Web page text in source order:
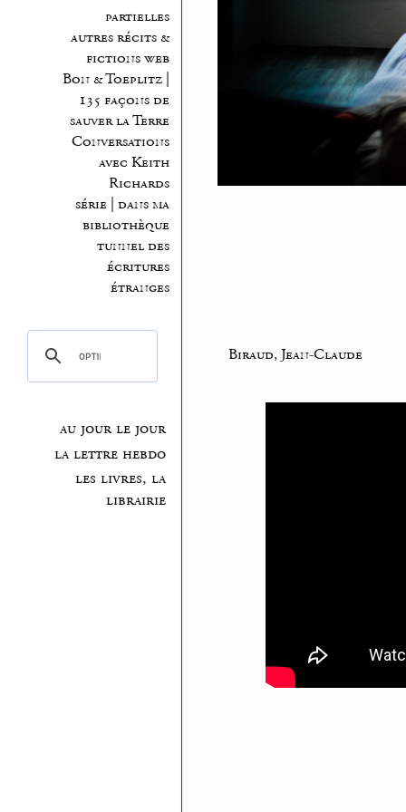
partielles
autres récits &
fictions web
Bon & Toeplitz |
135 façons de
sauver la Terre
Conversations
avec Keith
Richards
série | dans ma
bibliothèque
tunnel des
écritures
étranges
au jour le jour
la lettre hebdo
les livres, la
librairie
Biraud, Jean-Claude